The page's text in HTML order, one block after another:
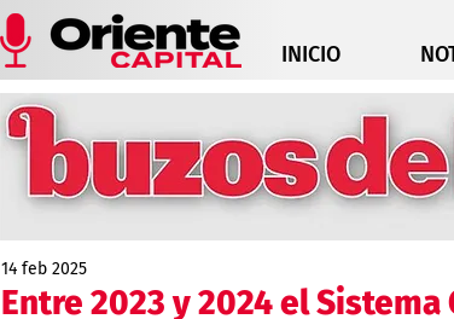
INICIO
Entre 2023 y 2024 el
14 feb 2025